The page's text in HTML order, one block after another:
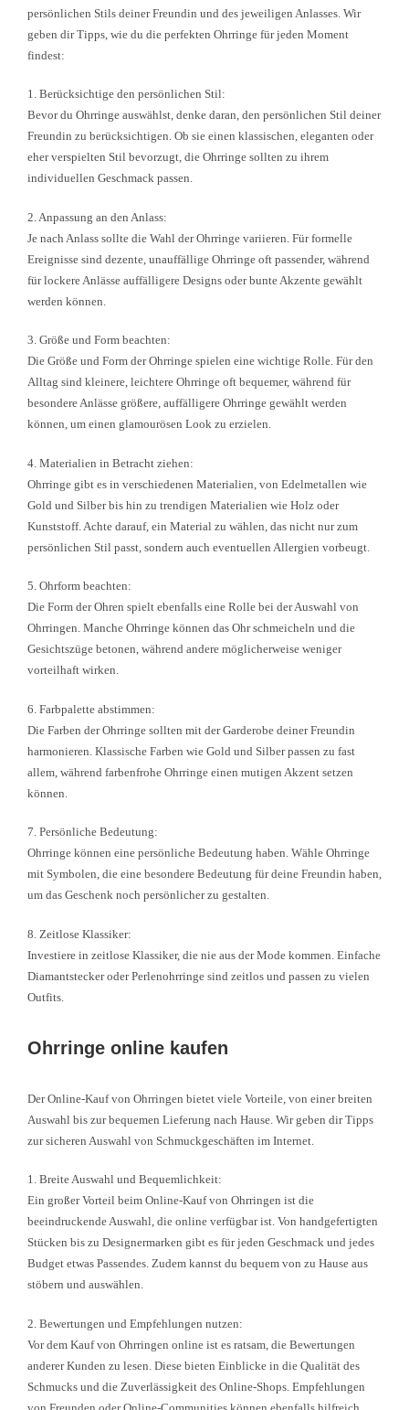
persönlichen Stils deiner Freundin und des jeweiligen Anlasses. Wir
geben dir Tipps, wie du die perfekten Ohrringe für jeden Moment
findest:
1. Berücksichtige den persönlichen Stil:
Bevor du Ohrringe auswählst, denke daran, den persönlichen Stil deiner
Freundin zu berücksichtigen. Ob sie einen klassischen, eleganten oder
eher verspielten Stil bevorzugt, die Ohrringe sollten zu ihrem
individuellen Geschmack passen.
2. Anpassung an den Anlass:
Je nach Anlass sollte die Wahl der Ohrringe variieren. Für formelle
Ereignisse sind dezente, unauffällige Ohrringe oft passender, während
für lockere Anlässe auffälligere Designs oder bunte Akzente gewählt
werden können.
3. Größe und Form beachten:
Die Größe und Form der Ohrringe spielen eine wichtige Rolle. Für den
Alltag sind kleinere, leichtere Ohrringe oft bequemer, während für
besondere Anlässe größere, auffälligere Ohrringe gewählt werden
können, um einen glamourösen Look zu erzielen.
4. Materialien in Betracht ziehen:
Ohrringe gibt es in verschiedenen Materialien, von Edelmetallen wie
Gold und Silber bis hin zu trendigen Materialien wie Holz oder
Kunststoff. Achte darauf, ein Material zu wählen, das nicht nur zum
persönlichen Stil passt, sondern auch eventuellen Allergien vorbeugt.
5. Ohrform beachten:
Die Form der Ohren spielt ebenfalls eine Rolle bei der Auswahl von
Ohrringen. Manche Ohrringe können das Ohr schmeicheln und die
Gesichtszüge betonen, während andere möglicherweise weniger
vorteilhaft wirken.
6. Farbpalette abstimmen:
Die Farben der Ohrringe sollten mit der Garderobe deiner Freundin
harmonieren. Klassische Farben wie Gold und Silber passen zu fast
allem, während farbenfrohe Ohrringe einen mutigen Akzent setzen
können.
7. Persönliche Bedeutung:
Ohrringe können eine persönliche Bedeutung haben. Wähle Ohrringe
mit Symbolen, die eine besondere Bedeutung für deine Freundin haben,
um das Geschenk noch persönlicher zu gestalten.
8. Zeitlose Klassiker:
Investiere in zeitlose Klassiker, die nie aus der Mode kommen. Einfache
Diamantstecker oder Perlenohrringe sind zeitlos und passen zu vielen
Outfits.
Ohrringe online kaufen
Der Online-Kauf von Ohrringen bietet viele Vorteile, von einer breiten
Auswahl bis zur bequemen Lieferung nach Hause. Wir geben dir Tipps
zur sicheren Auswahl von Schmuckgeschäften im Internet.
1. Breite Auswahl und Bequemlichkeit:
Ein großer Vorteil beim Online-Kauf von Ohrringen ist die
beeindruckende Auswahl, die online verfügbar ist. Von handgefertigten
Stücken bis zu Designermarken gibt es für jeden Geschmack und jedes
Budget etwas Passendes. Zudem kannst du bequem von zu Hause aus
stöbern und auswählen.
2. Bewertungen und Empfehlungen nutzen:
Vor dem Kauf von Ohrringen online ist es ratsam, die Bewertungen
anderer Kunden zu lesen. Diese bieten Einblicke in die Qualität des
Schmucks und die Zuverlässigkeit des Online-Shops. Empfehlungen